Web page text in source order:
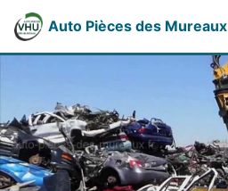
Auto Pièces des Mureaux